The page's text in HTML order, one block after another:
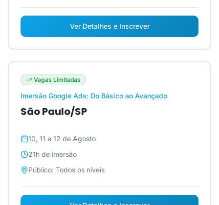
Ver Detalhes e Inscrever
Vagas Limitadas
Imersão Google Ads: Do Básico ao Avançado
São Paulo/SP
10, 11 e 12 de Agosto
21h de imersão
Público: Todos os níveis